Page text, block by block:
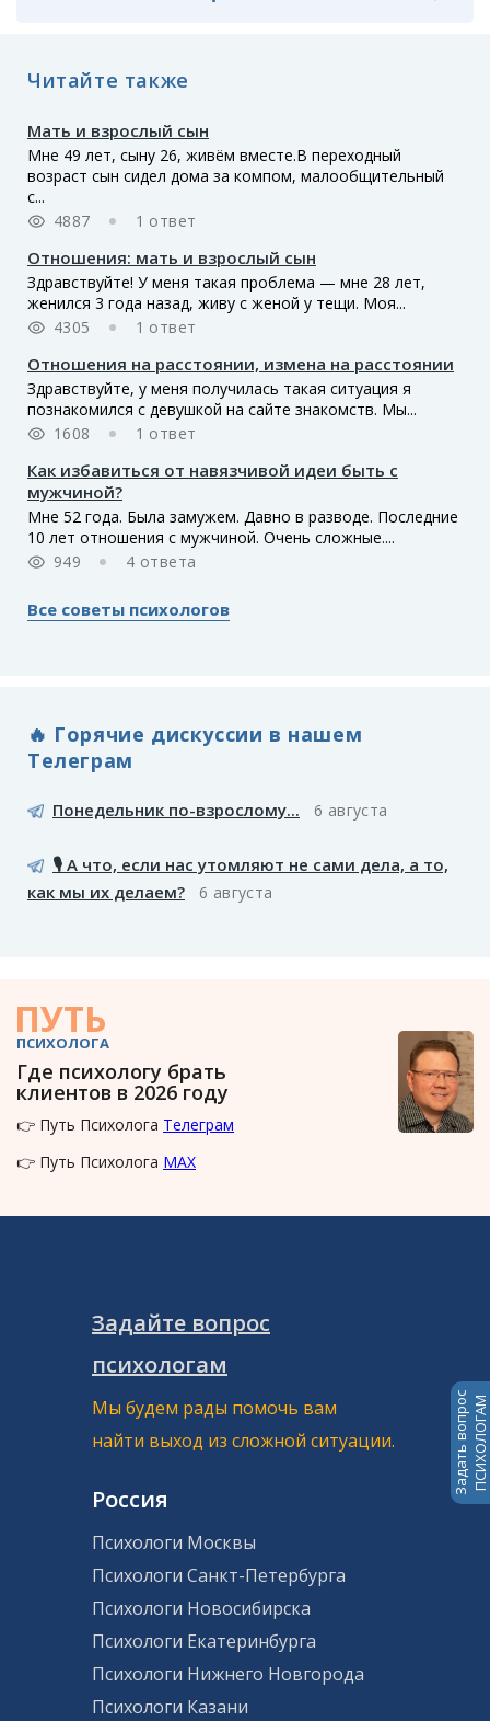
Читайте также
Мать и взрослый сын
Мне 49 лет, сыну 26, живём вместе.В переходный
возраст сын сидел дома за компом, малообщительный
с...
4887
1 ответ
Отношения: мать и взрослый сын
Здравствуйте! У меня такая проблема — мне 28 лет,
женился 3 года назад, живу с женой у тещи. Моя...
4305
1 ответ
Отношения на расстоянии, измена на расстоянии
Здравствуйте, у меня получилась такая ситуация я
познакомился с девушкой на сайте знакомств. Мы...
1608
1 ответ
Как избавиться от навязчивой идеи быть с
мужчиной?
Мне 52 года. Была замужем. Давно в разводе. Последние
10 лет отношения с мужчиной. Очень сложные....
949
4 ответа
Все советы психологов
🔥 Горячие дискуссии в нашем
Телеграм
Понедельник по-взрослому... 6 августа
🎙️ А что, если нас утомляют не сами дела, а то,
как мы их делаем?
6 августа
ПУТЬ
ПСИХОЛОГА
Где психологу брать
клиентов в 2026 году
👉 Путь Психолога Телеграм
👉 Путь Психолога MAX
Задать вопросПСИХОЛОГАМ
Задайте вопрос
психологам
Мы будем рады помочь вам
найти выход из сложной ситуации.
Россия
Психологи Москвы
Психологи Санкт-Петербурга
Психологи Новосибирска
Психологи Екатеринбурга
Психологи Нижнего Новгорода
Психологи Казани